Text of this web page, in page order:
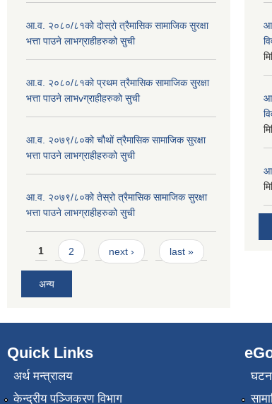
आ.व. २०८०/८१को दोस्रो त्रैमासिक सामाजिक सुरक्षा
भत्ता पाउने लाभग्राहीहरुको सुची
आ.व. २०८०/८१को प्रथम त्रैमासिक सामाजिक सुरक्षा
भत्ता पाउने लाभvग्राहीहरुको सुची
आ.व. २०७९/८०को चौथों त्रैमासिक सामाजिक सुरक्षा
भत्ता पाउने लाभग्राहीहरुको सुची
आ.व. २०७९/८०को तेस्रो त्रैमासिक सामाजिक सुरक्षा
भत्ता पाउने लाभग्राहीहरुको सुची
Pages
1 2 next › last »
अन्य
Quick Links
अर्थ मन्त्रालय
केन्द्रीय पञ्जिकरण विभाग